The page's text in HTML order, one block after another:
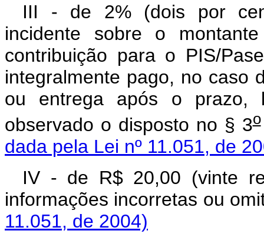
III - de 2% (dois por
incidente sobre o
contribuição para o PIS/
integralmente pago, no caso
ou entrega após o prazo,
observado o disposto no § 3o
dada pela Lei nº 11.051, de
IV - de R$ 20,00 (vinte
informações
11.051, de 2004)